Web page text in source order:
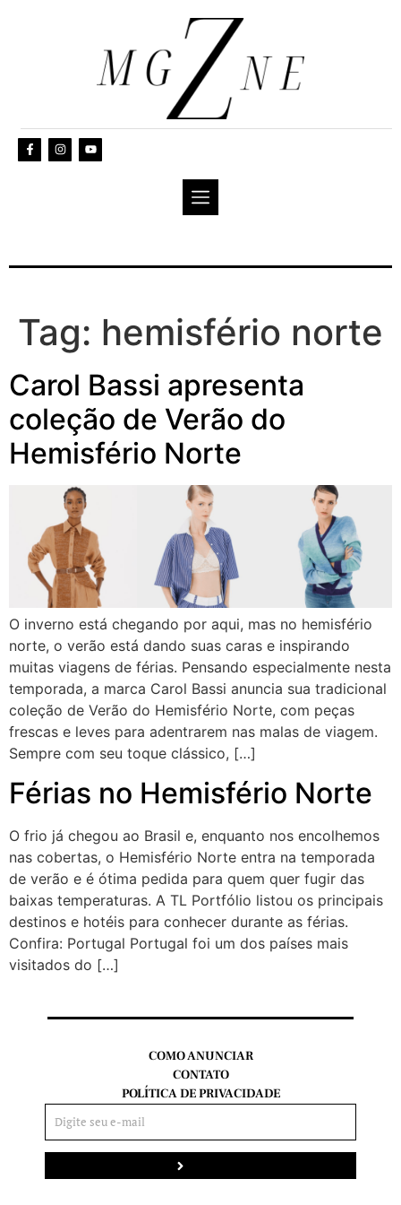
Tag: hemisfério norte
Carol Bassi apresenta
coleção de Verão do
Hemisfério Norte
O inverno está chegando por aqui, mas no hemisfério
norte, o verão está dando suas caras e inspirando
muitas viagens de férias. Pensando especialmente nesta
temporada, a marca Carol Bassi anuncia sua tradicional
coleção de Verão do Hemisfério Norte, com peças
frescas e leves para adentrarem nas malas de viagem.
Sempre com seu toque clássico, […]
Férias no Hemisfério Norte
O frio já chegou ao Brasil e, enquanto nos encolhemos
nas cobertas, o Hemisfério Norte entra na temporada
de verão e é ótima pedida para quem quer fugir das
baixas temperaturas. A TL Portfólio listou os principais
destinos e hotéis para conhecer durante as férias.
Confira: Portugal Portugal foi um dos países mais
visitados do […]
COMO ANUNCIAR
CONTATO
POLÍTICA DE PRIVACIDADE